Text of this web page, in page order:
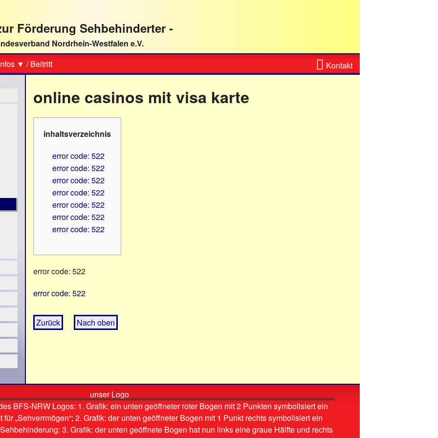
Förderung Sehbehinderter -
Nordrhein-Westfalen e.V.
▼ /Beitritt
Kontaktformular
Kontakt
online casinos mit visa karte
inhaltsverzeichnis
error code: 522
error code: 522
error code: 522
error code: 522
error code: 522
error code: 522
error code: 522
error code: 522
error code: 522
Zurück Nach oben
unser Logo